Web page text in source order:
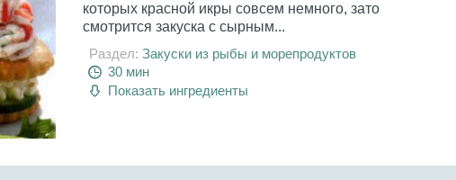
которых красной икры совсем немного, зато
смотрится закуска с сырным...
Раздел: Закуски из рыбы и морепродуктов
30 мин
Показать ингредиенты